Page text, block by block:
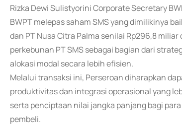
Rizka Dewi Sulistyorini Corporate Secretary
BWPT melepas saham SMS yang dimilikinya
dan PT Nusa Citra Palma senilai Rp296,8
perkebunan PT SMS sebagai bagian dari
alokasi modal secara lebih efisien.
Melalui transaksi ini, Perseroan diharapkan
produktivitas dan integrasi operasional yang
serta penciptaan nilai jangka panjang bagi
pembeli.